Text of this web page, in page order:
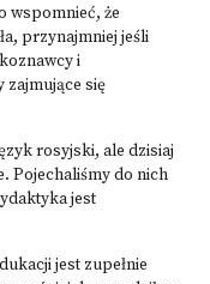
wspomnieć, że
przynajmniej jeśli
i
się
rosyjski, ale dzisiaj
Pojechaliśmy do nich
jest
jest zupełnie